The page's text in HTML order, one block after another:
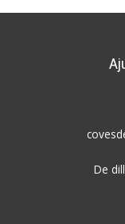
De